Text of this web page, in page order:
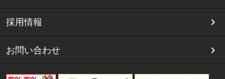
採用情報
お問い合わせ